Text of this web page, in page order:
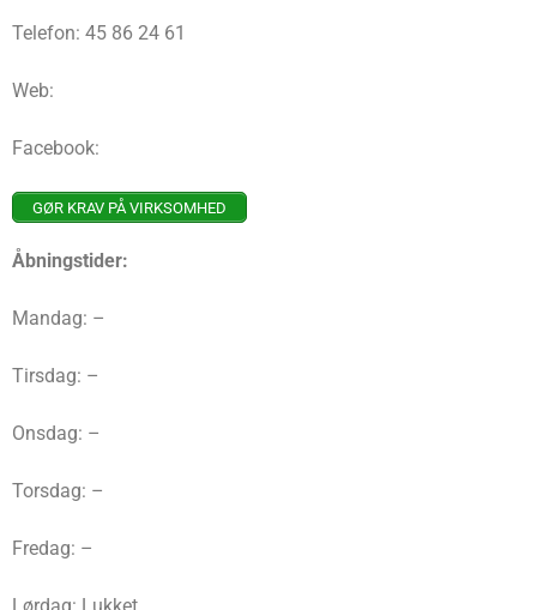
Telefon: 45 86 24 61
Web:
Facebook:
GØR KRAV PÅ VIRKSOMHED
Åbningstider:
Mandag: –
Tirsdag: –
Onsdag: –
Torsdag: –
Fredag: –